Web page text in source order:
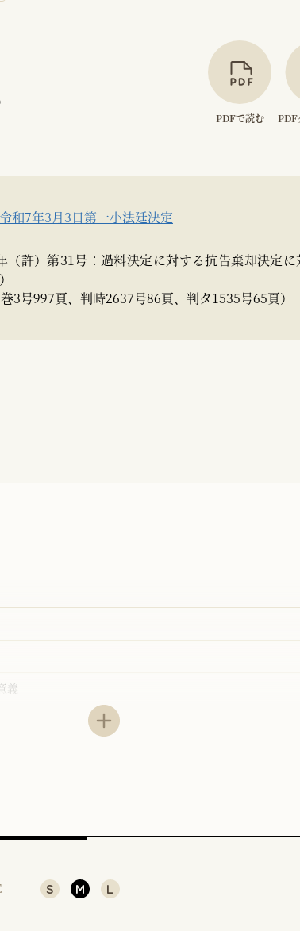
PDFで読む PDF
和7年3月3日第一小法廷決定
（許）第31号：過料決定に対する抗告棄却決定
巻3号997頁、判時2637号86頁、判タ1535号65頁）
義
禁止規範・命令規範
S M L